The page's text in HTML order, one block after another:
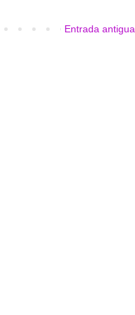
Entrada antigua